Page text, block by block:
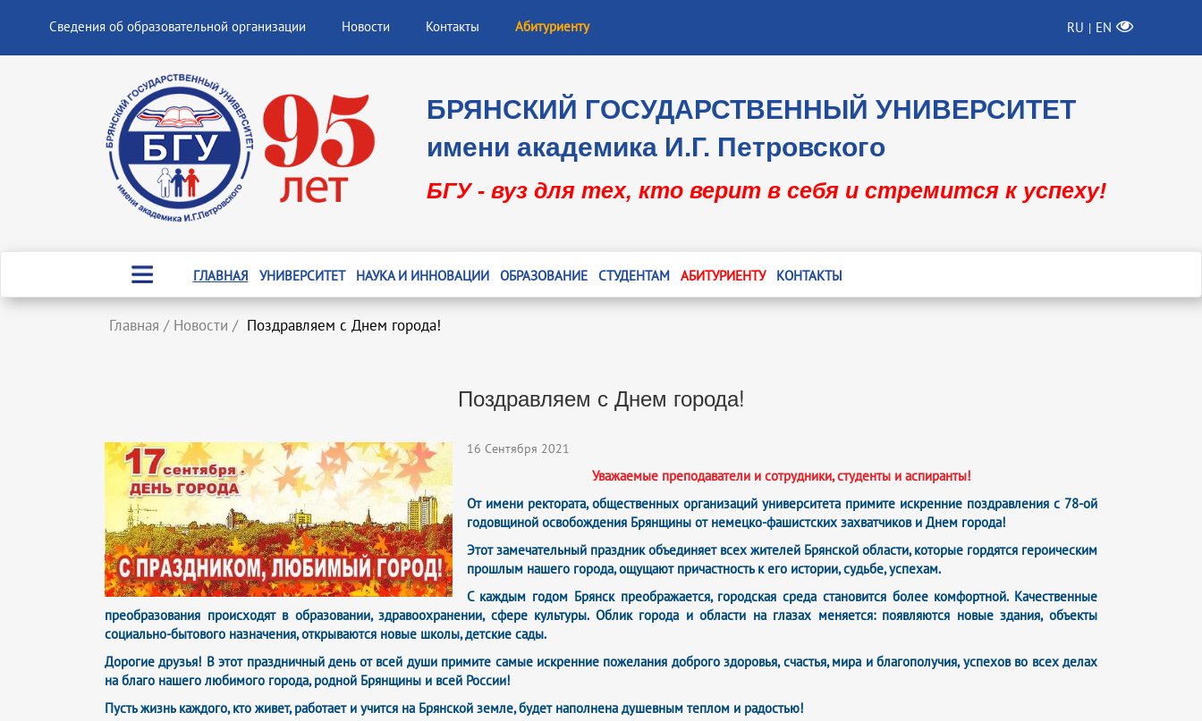
Сведения об образовательной организации Новости Контакты Абитуриенту RU | EN
БРЯНСКИЙ ГОСУДАРСТВЕННЫЙ УНИВЕРСИТЕТ
имени академика И.Г. Петровского
БГУ - вуз для тех, кто верит в себя и стремится к успеху!
ГЛАВНАЯ УНИВЕРСИТЕТ НАУКА И ИННОВАЦИИ ОБРАЗОВАНИЕ СТУДЕНТАМ АБИТУРИЕНТУ КОНТАКТЫ
Главная / Новости / Поздравляем с Днем города!
Поздравляем с Днем города!
16 Сентября 2021
Уважаемые преподаватели и сотрудники, студенты и аспиранты!
От имени ректората, общественных организаций университета примите искренние поздравления с 78-ой
годовщиной освобождения Брянщины от немецко-фашистских захватчиков и Днем города!
Этот замечательный праздник объединяет всех жителей Брянской области, которые гордятся героическим
прошлым нашего города, ощущают причастность к его истории, судьбе, успехам.
С каждым годом Брянск преображается, городская среда становится более комфортной. Качественные
преобразования происходят в образовании, здравоохранении, сфере культуры. Облик города и области на глазах меняется: появляются новые здания, объекты
социально-бытового назначения, открываются новые школы, детские сады.
Дорогие друзья! В этот праздничный день от всей души примите самые искренние пожелания доброго здоровья, счастья, мира и благополучия, успехов во всех делах
на благо нашего любимого города, родной Брянщины и всей России!
Пусть жизнь каждого, кто живет, работает и учится на Брянской земле, будет наполнена душевным теплом и радостью!